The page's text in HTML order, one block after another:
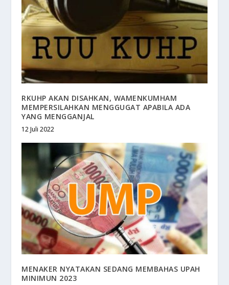
RKUHP AKAN DISAHKAN, WAMENKUMHAM
MEMPERSILAHKAN MENGGUGAT APABILA ADA
YANG MENGGANJAL
12 Juli 2022
MENAKER NYATAKAN SEDANG MEMBAHAS UPAH
MINIMUN 2023